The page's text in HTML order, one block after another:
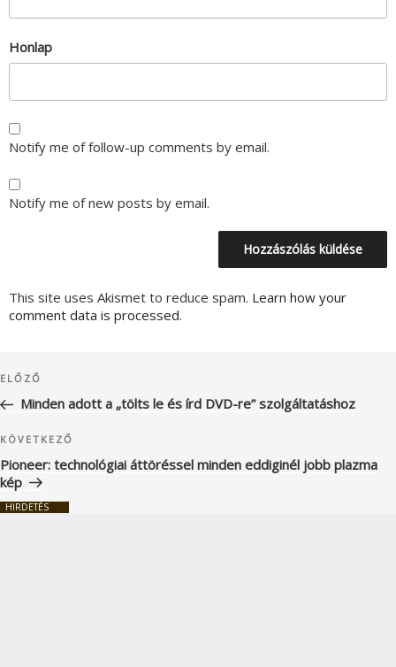
Honlap
Notify me of follow-up comments by email.
Notify me of new posts by email.
This site uses Akismet to reduce spam. Learn how your
comment data is processed.
navigáció
Korábbi
bejegyzés
ELŐZŐ
Minden adott a „tölts le és írd DVD-re” szolgáltatáshoz
Következő
bejegyzés
KÖVETKEZŐ
Pioneer: technológiai áttöréssel minden eddiginél jobb plazma
kép
HIRDETÉS